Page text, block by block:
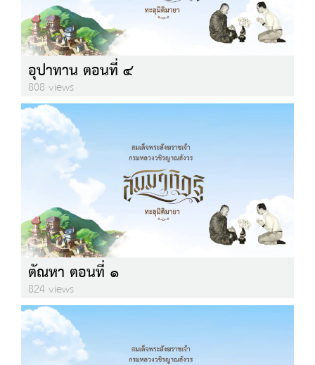
อุปาทาน ตอนที่ ๔
808 views
ตัณหา ตอนที่ ๑
824 views